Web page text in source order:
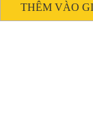
THÊM VÀO